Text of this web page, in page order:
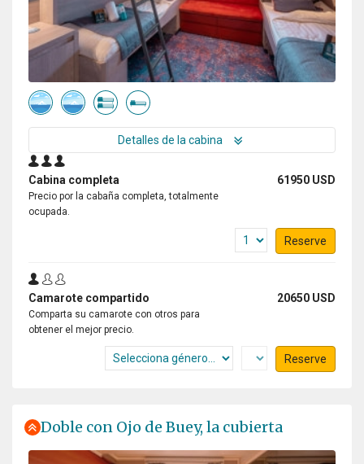
Detalles de la cabina
Cabina completa 61950 USD
Precio por la cabaña completa, totalmente
ocupada.
Reserve
Camarote compartido 20650 USD
Comparta su camarote con otros para
obtener el mejor precio.
Reserve
Doble con Ojo de Buey, la cubierta